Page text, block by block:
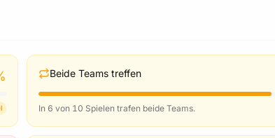
Beide Teams treffen
In 6 von 10 Spielen trafen beide Teams.